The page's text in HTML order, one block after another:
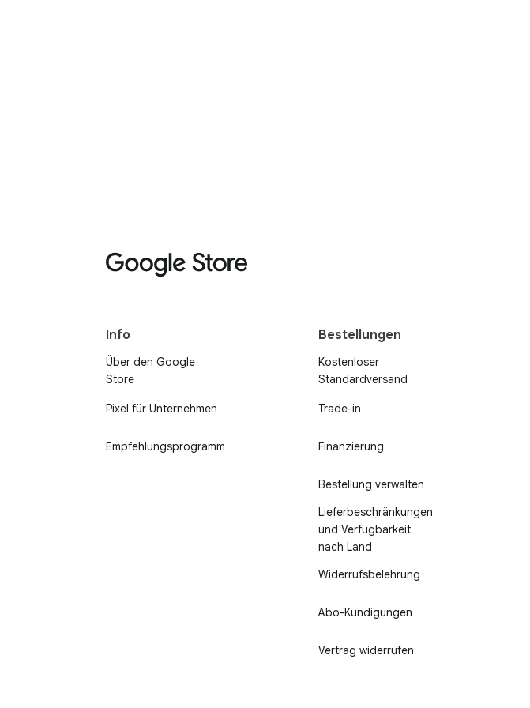
Info
Über den Google
Store
Pixel für Unternehmen
Empfehlungsprogramm
Bestellungen
Kostenloser
Standardversand
Trade-in
Finanzierung
Bestellung verwalten
Lieferbeschränkungen
und Verfügbarkeit
nach Land
Widerrufsbelehrung
Abo-Kündigungen
Vertrag widerrufen